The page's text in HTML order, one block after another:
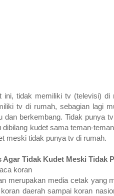
ini, tidak memiliki tv (televisi) di
tv di rumah, sebagian lagi
dan berkembang. Tidak punya
dibilang kudet sama teman-
meski tidak punya tv di rumah.
Agar Tidak Kudet Meski Tidak
koran
merupakan media cetak yang
daerah sampai koran